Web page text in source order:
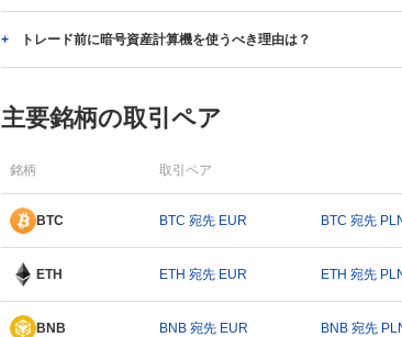
トレード前に暗号資産計算機を使うべき理由は？
主要銘柄の取引ペア
銘柄 取引ペア
BTC BTC 宛先 EUR BTC 宛先
ETH ETH 宛先 EUR ETH 宛先
BNB BNB 宛先 EUR BNB 宛先